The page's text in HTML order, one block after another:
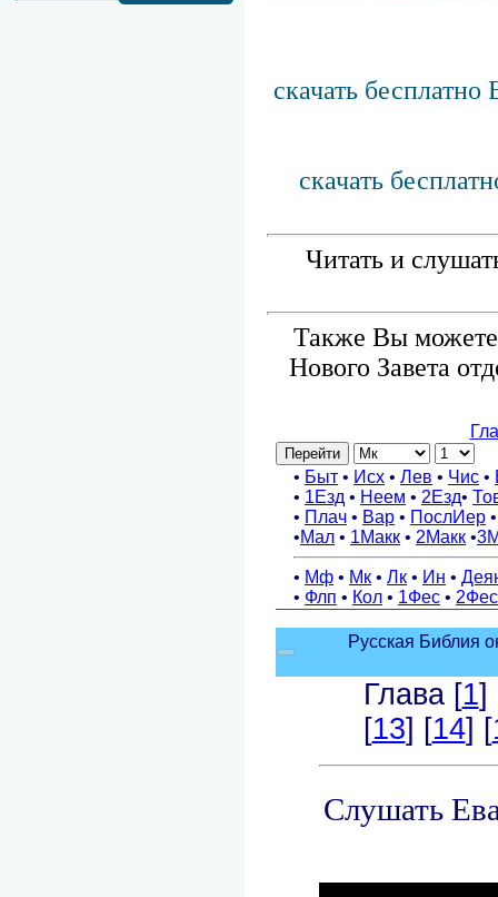
скачать
скачать
Читать и
Также Вы можете
Нового Завета